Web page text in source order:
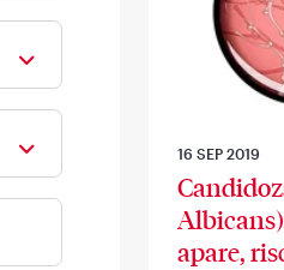
16 SEP 2019
apare,